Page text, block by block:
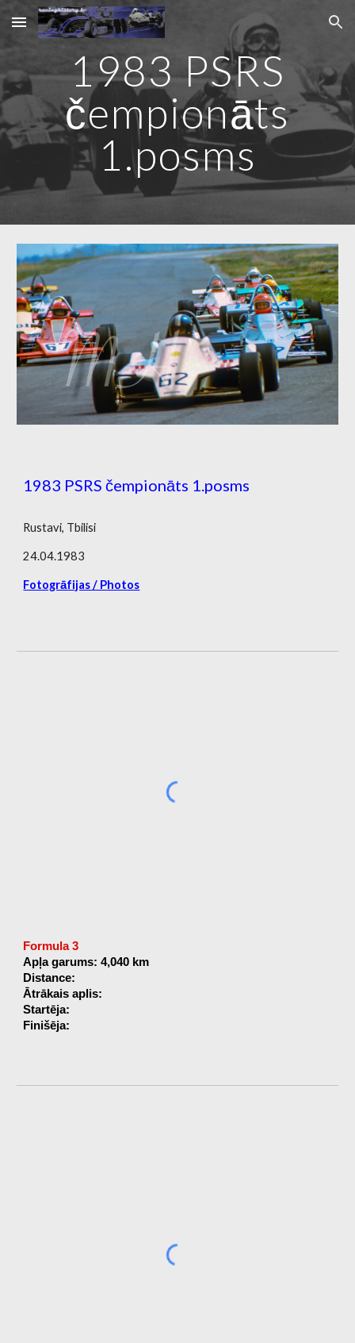
Skip to main content Skip to navigation
1983 PSRS
čempionāts
1.posms
1983 PSRS čempionāts 1.posms
Rustavi, Tbilisi
24.04.1983
Fotogrāfijas / Photos
Formula 3
Apļa garums: 4,040 km
Distance:
Ātrākais aplis:
Startēja:
Finišēja: